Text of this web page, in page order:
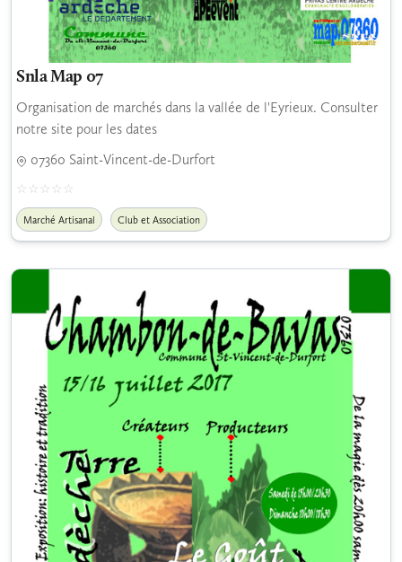
Snla Map 07
Organisation de marchés dans la vallée de l'Eyrieux. Consulter
notre site pour les dates
07360 Saint-Vincent-de-Durfort
Marché Artisanal Club et Association